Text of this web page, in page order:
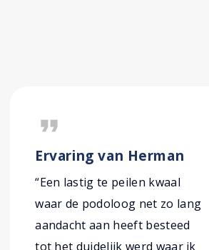
format_quote
Ervaring van Herman
“Een lastig te peilen kwaal
waar de podoloog net zo lang
aandacht aan heeft besteed
tot het duidelijk werd waar ik